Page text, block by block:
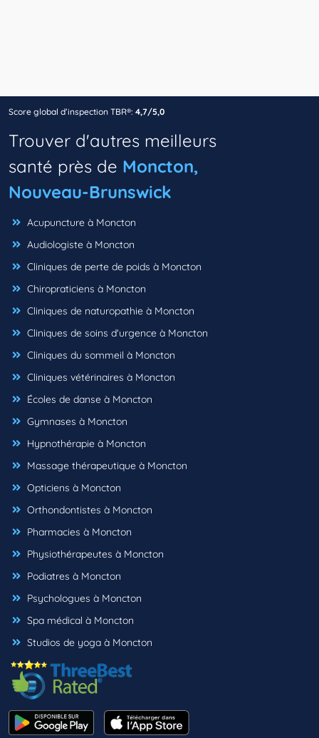
Score global d’inspection TBR®: 4,7/5,0
Trouver d'autres meilleurs
santé près de Moncton,
Nouveau-Brunswick
Acupuncture à Moncton
Audiologiste à Moncton
Cliniques de perte de poids à Moncton
Chiropraticiens à Moncton
Cliniques de naturopathie à Moncton
Cliniques de soins d'urgence à Moncton
Cliniques du sommeil à Moncton
Cliniques vétérinaires à Moncton
Écoles de danse à Moncton
Gymnases à Moncton
Hypnothérapie à Moncton
Massage thérapeutique à Moncton
Opticiens à Moncton
Orthondontistes à Moncton
Pharmacies à Moncton
Physiothérapeutes à Moncton
Podiatres à Moncton
Psychologues à Moncton
Spa médical à Moncton
Studios de yoga à Moncton